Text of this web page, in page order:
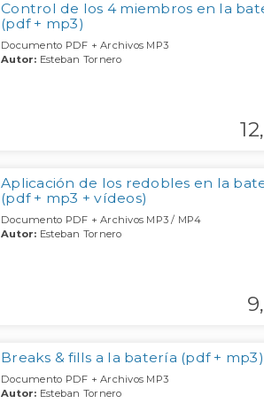
Control de los 4 miembros en la
(pdf + mp3)
Documento PDF + Archivos MP3
Autor: Esteban Tornero
12,
Aplicación de los redobles en la
(pdf + mp3 + vídeos)
Documento PDF + Archivos MP3 / MP4
Autor: Esteban Tornero
9,
Breaks & fills a la batería (pdf + mp3)
Documento PDF + Archivos MP3
Autor: Esteban Tornero